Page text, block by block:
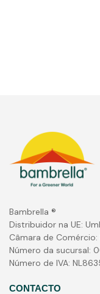
Bambrella ®
Distribuidor na UE:
Câmara de
Número da sucursal:
Número de IVA:
CONTACTO